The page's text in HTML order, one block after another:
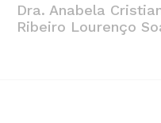
Dra. Anabela
Ribeiro Lourenço